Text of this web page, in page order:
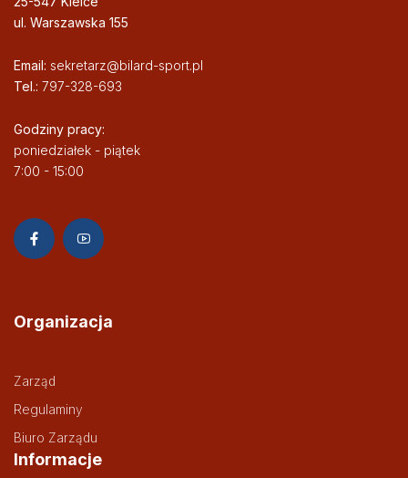
ul. Warszawska 155
Email: sekretarz@bilard-sport.pl
Tel.: 797-328-693
Godziny pracy:
poniedziałek - piątek
7:00 - 15:00
Organizacja
Zarząd
Regulaminy
Biuro Zarządu
Informacje